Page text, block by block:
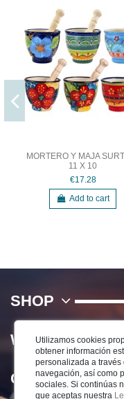
MORTERO Y MAJA
11 X 10
€17.28
Add to cart
SHOP
WE
Contact us
Utilizamos cookies
obtener información
personalizada a través
navegación, así como
sociales. Si continúas
que aceptas nuestra